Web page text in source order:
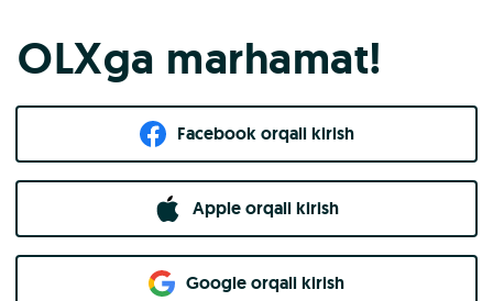
OLXga marhamat!
Facebook orqali kirish​
Apple orqali kirish
Goo​g​le orqali kirish